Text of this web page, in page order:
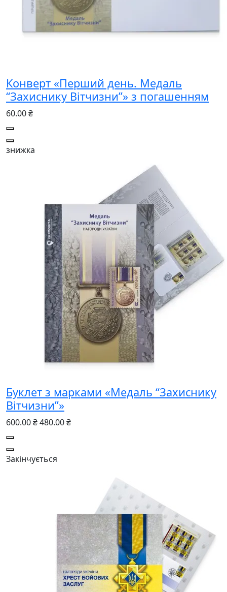
Конверт «Перший день. Медаль
“Захиснику Вітчизни”» з погашенням
60.00 ₴
знижка
Буклет з марками «Медаль “Захиснику
Вітчизни”»
600.00 ₴480.00 ₴
Закінчується